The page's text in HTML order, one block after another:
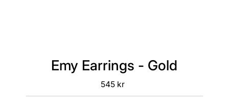
Emy Earrings - Gold
Regular
Price
545 kr